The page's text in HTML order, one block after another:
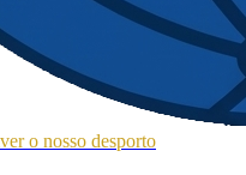
o nosso desporto